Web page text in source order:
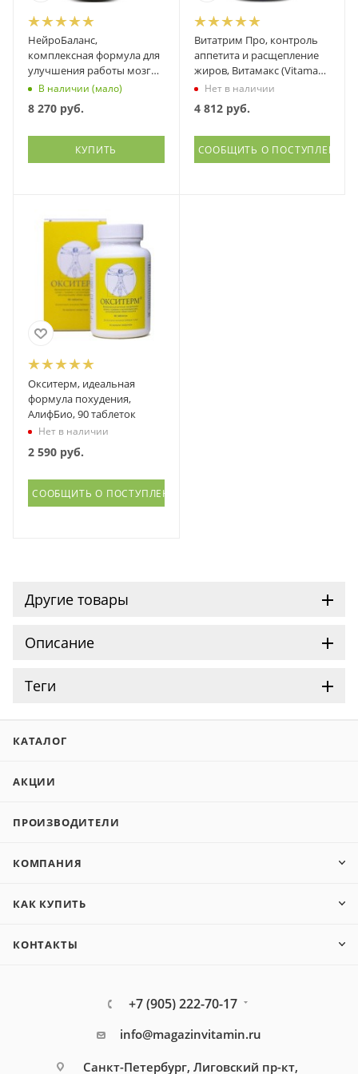
НейроБаланс,
комплексная формула для
улучшения работы мозга,
Витамакс (Vitamax), 60
В наличии (мало)
8 270 руб.
КУПИТЬ
Витатрим Про, контроль
аппетита и расщепление
жиров, Витамакс (Vitamax),
90 капсул
Нет в наличии
4 812руб.
СООБЩИТЬ О ПОСТУПЛЕНИИ
Окситерм, идеальная
формула похудения,
АлифБио, 90 таблеток
Нет в наличии
2 590 руб.
СООБЩИТЬ О ПОСТУПЛЕНИИ
Другие товары
Описание
Теги
КАТАЛОГ
АКЦИИ
ПРОИЗВОДИТЕЛИ
КОМПАНИЯ
КАК КУПИТЬ
КОНТАКТЫ
+7 (905) 222-70-17
info@magazinvitamin.ru
Санкт-Петербург, Лиговский пр-кт,